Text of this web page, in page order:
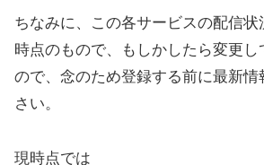
ちなみに、この各サービスの配信状
時点のもので、もしかしたら変更し
ので、念のため登録する前に最新
さい。
現時点では